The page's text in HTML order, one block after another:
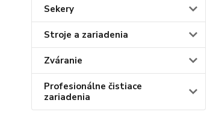
Sekery
Stroje a zariadenia
Zváranie
Profesionálne čistiace
zariadenia